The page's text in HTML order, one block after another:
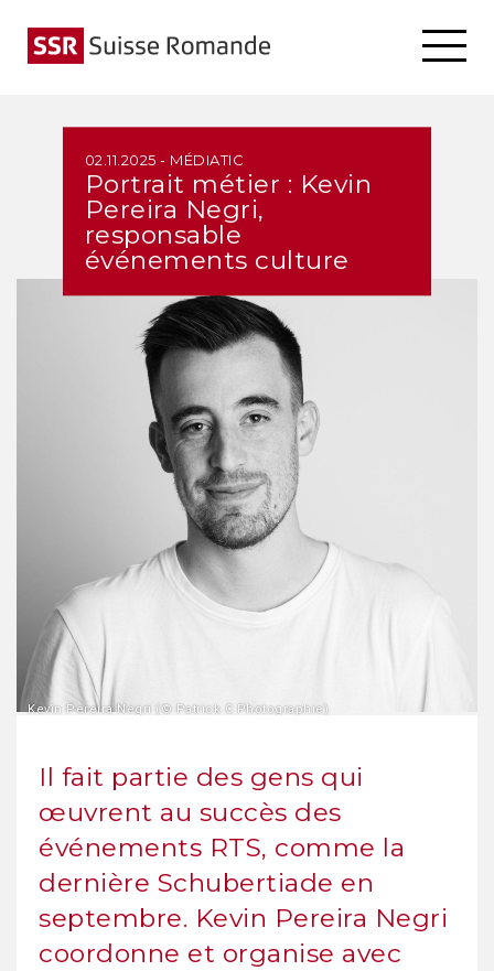
02.11.2025 - MÉDIATIC
Portrait métier : Kevin
Pereira Negri,
responsable
événements culture
Kevin Pereira Negri (© Patrick C Photographie)
Il fait partie des gens qui
œuvrent au succès des
événements RTS, comme la
dernière Schubertiade en
septembre. Kevin Pereira Negri
coordonne et organise avec